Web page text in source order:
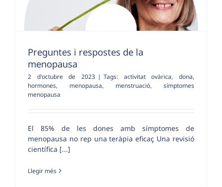
Preguntes i respostes de la
menopausa
2 d'octubre de 2023 | Tags: activitat ovàrica,dona,
hormones, menopausa, menstruació, símptomes
menopausa
El 85% de les dones amb símptomes de
menopausa no rep una teràpia eficaç Una revisió
científica [...]
Llegir més